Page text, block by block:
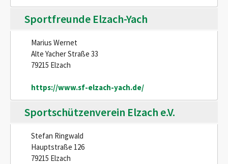
Sportfreunde Elzach-Yach
Marius Wernet
Alte Yacher Straße 33
79215 Elzach
https://www.sf-elzach-yach.de/
Sportschützenverein Elzach e.V.
Stefan Ringwald
Hauptstraße 126
79215 Elzach